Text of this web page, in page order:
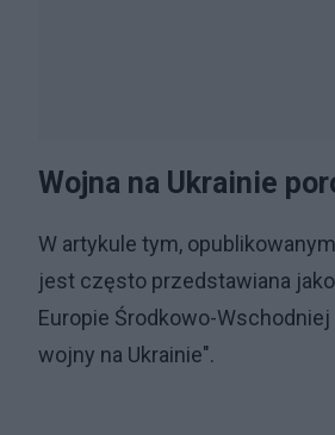
Wojna na Ukrainie
W artykule tym,
jest często przedstawiana
Europie Środkowo-
wojny na Ukrainie".